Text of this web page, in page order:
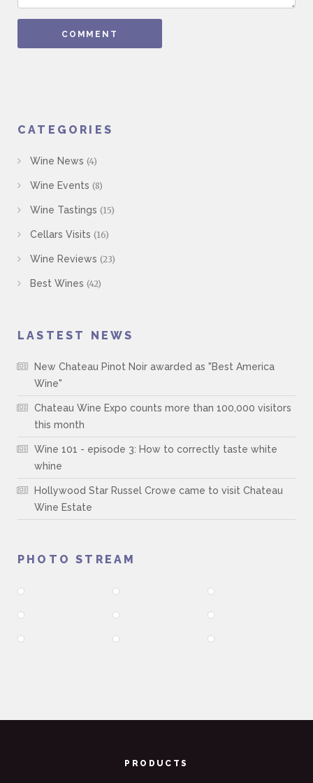
COMMENT
CATEGORIES
Wine News (4)
Wine Events (8)
Wine Tastings (15)
Cellars Visits (16)
Wine Reviews (23)
Best Wines (42)
LASTEST NEWS
New Chateau Pinot Noir awarded as "Best America
Wine"
Chateau Wine Expo counts more than 100,000 visitors
this month
Wine 101 - episode 3: How to correctly taste white
whine
Hollywood Star Russel Crowe came to visit Chateau
Wine Estate
PHOTO STREAM
PRODUCTS